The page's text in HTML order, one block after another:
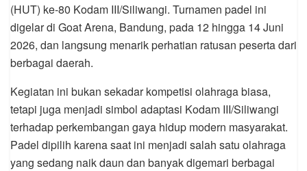
(HUT) ke-80 Kodam III/Siliwangi. Turnamen padel ini
digelar di Goat Arena, Bandung, pada 12 hingga 14 Juni
2026, dan langsung menarik perhatian ratusan peserta dari
berbagai daerah.
Kegiatan ini bukan sekadar kompetisi olahraga biasa,
tetapi juga menjadi simbol adaptasi Kodam III/Siliwangi
terhadap perkembangan gaya hidup modern masyarakat.
Padel dipilih karena saat ini menjadi salah satu olahraga
yang sedang naik daun dan banyak digemari berbagai